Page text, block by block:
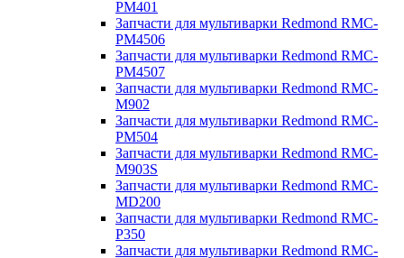
PM401
Запчасти для мультиварки Redmond RMC-
PM4506
Запчасти для мультиварки Redmond RMC-
PM4507
Запчасти для мультиварки Redmond RMC-
M902
Запчасти для мультиварки Redmond RMC-
PM504
Запчасти для мультиварки Redmond RMC-
M903S
Запчасти для мультиварки Redmond RMC-
MD200
Запчасти для мультиварки Redmond RMC-
P350
Запчасти для мультиварки Redmond RMC-